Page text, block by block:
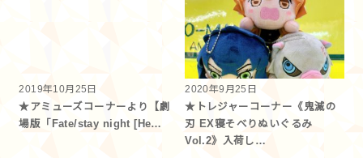
2019年10月25日
★アミューズコーナーより【劇
場版「Fate/stay night [He…
2020年9月25日
★トレジャーコーナー《鬼滅の
刃 EX寝そべりぬいぐるみ
Vol.2》入荷し…